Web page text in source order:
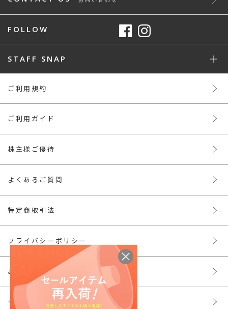
FOLLOW
STAFF SNAP
ご利用規約
ご利用ガイド
株主様ご優待
よくあるご質問
特定商取引法
プライバシーポリシー
お問い合わせ
サイトマップ